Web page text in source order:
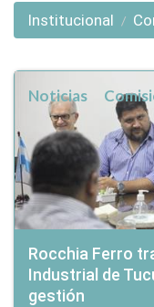
Institucional
Noticias
Rocchia Ferro
Industrial de
gestión